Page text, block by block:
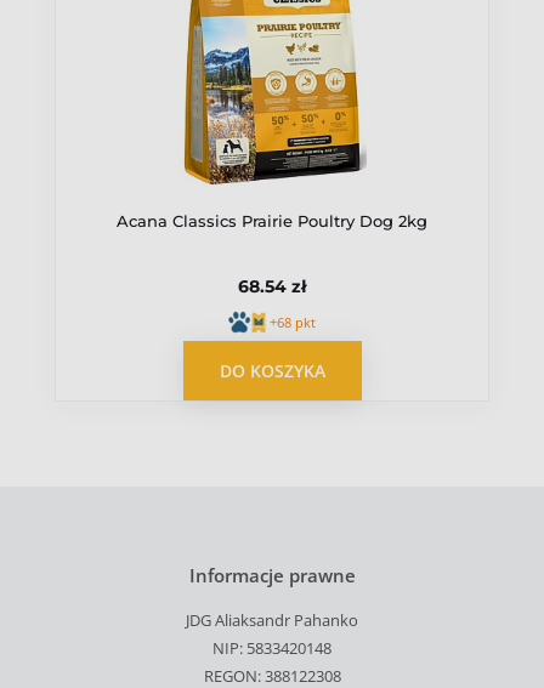
Acana Classics Prairie Poultry Dog 2kg
68.54 zł
+68 pkt
DO KOSZYKA
Informacje prawne
JDG Aliaksandr Pahanko
NIP: 5833420148
REGON: 388122308